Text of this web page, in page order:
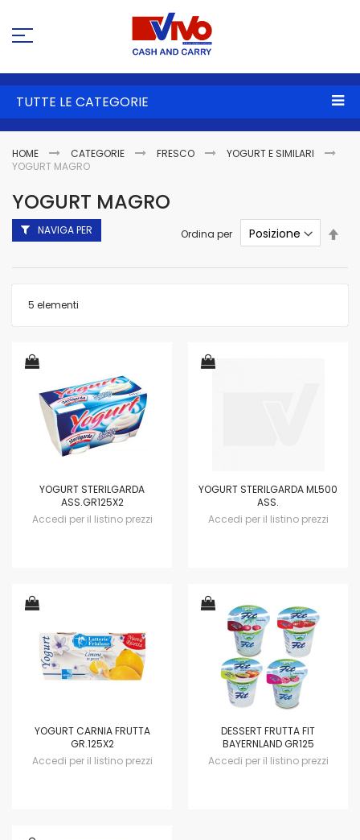
TUTTE LE CATEGORIE
HOME CATEGORIE FRESCO
YOGURT E SIMILARI
YOGURT MAGRO
YOGURT MAGRO
5 elementi
Ordina per
YOGURT STERILGARDA
ASS.GR125X2
Accedi per il listino prezzi
YOGURT STERILGARDA ML500
ASS.
Accedi per il listino prezzi
YOGURT CARNIA FRUTTA
GR.125X2
Accedi per il listino prezzi
DESSERT FRUTTA FIT
BAYERNLAND GR125
Accedi per il listino prezzi
NAVIGA PER